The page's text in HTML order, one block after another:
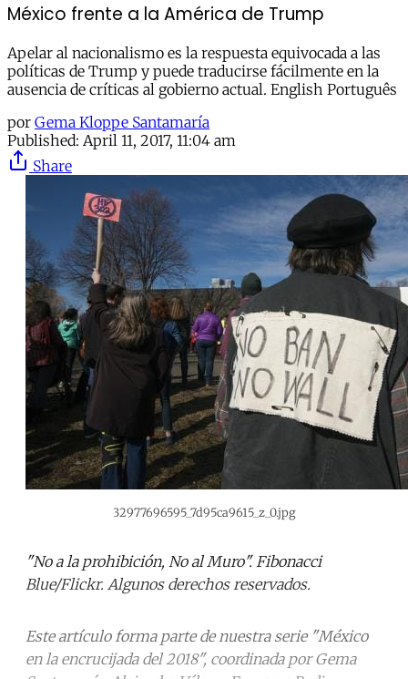
México frente a la América de Trump
Apelar al nacionalismo es la respuesta equivocada a las
políticas de Trump y puede traducirse fácilmente en la
ausencia de críticas al gobierno actual. English Português
por Gema Kloppe Santamaría
Published: April 11, 2017, 11:04 am
Share
32977696595_7d95ca9615_z_0.jpg
"No a la prohibición, No al Muro". Fibonacci
Blue/Flickr. Algunos derechos reservados.
Este artículo forma parte de nuestra serie "México
en la encrucijada del 2018", coordinada por Gema